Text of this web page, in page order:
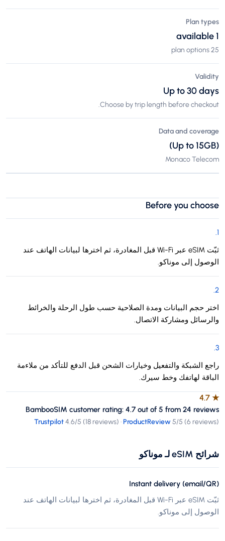
Plan types
1 available
25 plan options
Validity
Up to 30 days
Choose by trip length before checkout.
Data and coverage
(Up to 15GB)
Monaco Telecom
Before you choose
1
.
ثبّت eSIM عبر Wi-Fi قبل المغادرة، ثم اخترها لبيانات الهاتف عند
الوصول إلى موناكو.
2
.
اختر حجم البيانات ومدة الصلاحية حسب طول الرحلة والخرائط
والرسائل ومشاركة الاتصال.
3
.
راجع الشبكة والتفعيل وخيارات الشحن قبل الدفع للتأكد من ملاءمة
الباقة لهاتفك وخط سيرك.
★
4.7
BambooSIM customer rating: 4.7 out of 5 from 24 reviews
Trustpilot4.6/5 (18 reviews) ·ProductReview5/5 (6 reviews)
شرائح eSIM لـ موناكو
Instant delivery (email/QR)
ثبّت eSIM عبر Wi-Fi قبل المغادرة، ثم اخترها لبيانات الهاتف عند
الوصول إلى موناكو.